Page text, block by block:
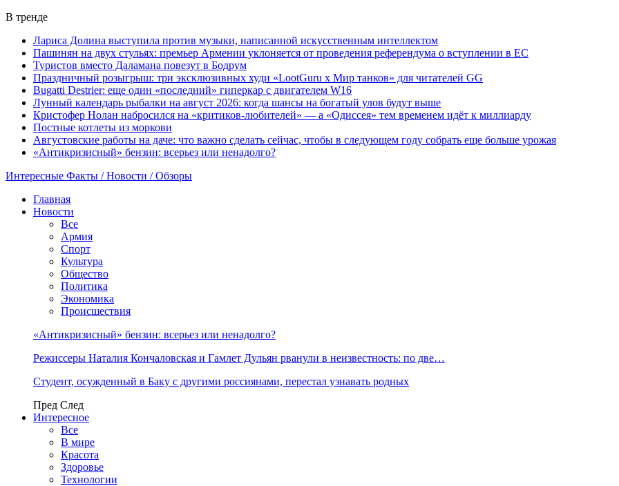
В тренде
Лариса Долина выступила против музыки, написанной искусственным интеллектом
Пашинян на двух стульях: премьер Армении уклоняется от проведения референдума о вступлении в ЕС
Туристов вместо Даламана повезут в Бодрум
Праздничный розыгрыш: три эксклюзивных худи «LootGuru х Мир танков» для читателей GG
Bugatti Destrier: еще один «последний» гиперкар с двигателем W16
Лунный календарь рыбалки на август 2026: когда шансы на богатый улов будут выше
Кристофер Нолан набросился на «критиков-любителей» — а «Одиссея» тем временем идёт к миллиарду
Постные котлеты из моркови
Августовские работы на даче: что важно сделать сейчас, чтобы в следующем году собрать еще больше урожая
«Антикризисный» бензин: всерьез или ненадолго?
Интересные Факты / Новости / Обзоры
Главная
Новости
Все
Армия
Спорт
Культура
Общество
Политика
Экономика
Происшествия
«Антикризисный» бензин: всерьез или ненадолго?
Режиссеры Наталия Кончаловская и Гамлет Дульян рванули в неизвестность: по две…
Студент, осужденный в Баку с другими россиянами, перестал узнавать родных
Пред След
Интересное
Все
В мире
Красота
Здоровье
Технологии